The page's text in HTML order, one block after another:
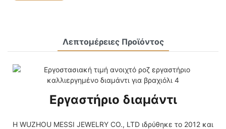
Λεπτομέρειες Προϊόντος
Εργαστήριο διαμάντι
Η WUZHOU MESSI JEWELRY CO., LTD ιδρύθηκε το 2012 και